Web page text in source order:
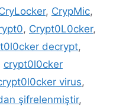
, CrypMic,
, Crypt0L0cker,
decrypt,
crypt0l0cker
virus,
şifrelenmiştir,